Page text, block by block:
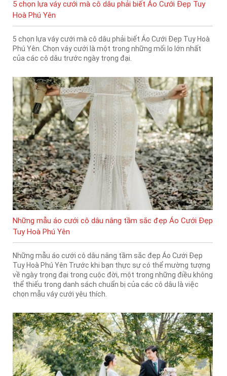
5 chọn lựa váy cưới mà cô dâu phải biết Áo Cưới Đẹp Tuy
Hoà Phú Yên
5 chọn lựa váy cưới mà cô dâu phải biết Áo Cưới Đẹp Tuy Hoà
Phú Yên. Chọn váy cưới là một trong những mối lo lớn nhất
của các cô dâu trước ngày trọng đại.
Những mẫu áo cưới cô dâu nâng tầm sắc đẹp Áo Cưới Đẹp
Tuy Hoà Phú Yên
Những mẫu áo cưới cô dâu nâng tầm sắc đẹp Áo Cưới Đẹp
Tuy Hoà Phú Yên Trước khi bạn thực sự có thể mường tượng
về ngày trọng đại trong cuộc đời, một trong những điều không
thể thiếu trong danh sách chuẩn bị của các cô dâu là việc
chọn mẫu váy cưới yêu thích.